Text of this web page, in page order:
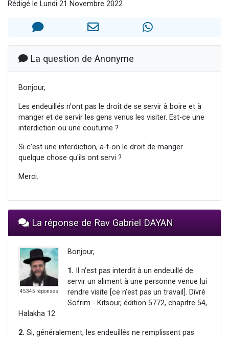
Il reste 49 places pour étudier en groupe sur Zoom
12 nouvelles musiques dans Torah-Box Music
2 personnes viennent de nous rejoindre sur WhatsApp
Rédigé le Lundi 21 Novembre 2022
La question de Anonyme
Bonjour,
Les endeuillés n'ont pas le droit de se servir à boire et à
manger et de servir les gens venus les visiter. Est-ce une
interdiction ou une coutume ?
Si c'est une interdiction, a-t-on le droit de manger
quelque chose qu'ils ont servi ?
Merci.
La réponse de Rav Gabriel DAYAN
45345 réponses
Bonjour,
1. Il n'est pas interdit à un endeuillé de
servir un aliment à une personne venue lui
rendre visite [ce n'est pas un travail]. Divré
Sofrim - Kitsour, édition 5772, chapitre 54,
Halakha 12.
2. Si, généralement, les endeuillés ne remplissent pas